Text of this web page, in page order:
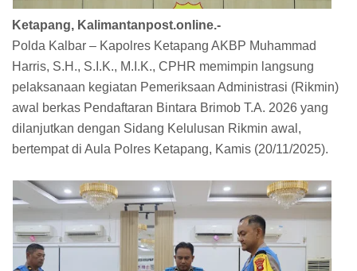
Ketapang, Kalimantanpost.online.-
Polda Kalbar – Kapolres Ketapang AKBP Muhammad
Harris, S.H., S.I.K., M.I.K., CPHR memimpin langsung
pelaksanaan kegiatan Pemeriksaan Administrasi (Rikmin)
awal berkas Pendaftaran Bintara Brimob T.A. 2026 yang
dilanjutkan dengan Sidang Kelulusan Rikmin awal,
bertempat di Aula Polres Ketapang, Kamis (20/11/2025).